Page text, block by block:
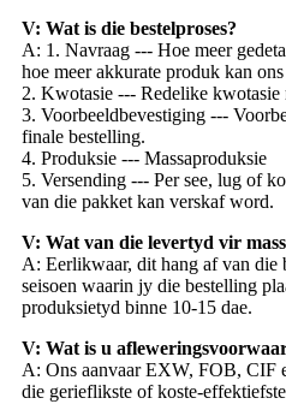
V: Wat is die bestelproses?
A: 1. Navraag --- Hoe meer
hoe meer akkurate produk kan
2. Kwotasie --- Redelike kwotasie
3. Voorbeeldbevestiging ---
finale bestelling.
4. Produksie --- Massaproduksie
5. Versending --- Per see, lug of
van die pakket kan verskaf word.
V: Wat van die levertyd vir
A: Eerlikwaar, dit hang af van die
seisoen waarin jy die bestelling
produksietyd binne 10-15 dae.
V: Wat is u
A: Ons aanvaar EXW, FOB, CIF
die gerieflikste of koste-